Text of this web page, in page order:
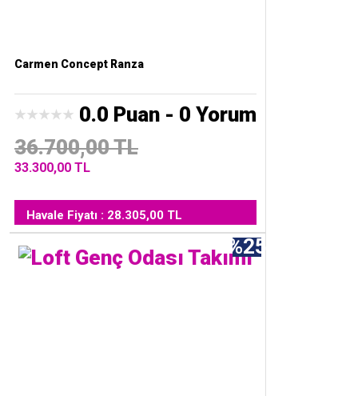
Carmen Concept Ranza
0.0 Puan - 0 Yorum
36.700,00 TL
33.300,00 TL
Havale Fiyatı : 28.305,00 TL
%25